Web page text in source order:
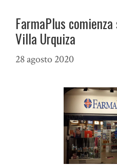
FarmaPlus
Villa Urquiza
28 agosto 2020